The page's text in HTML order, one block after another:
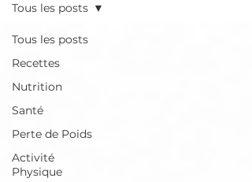
Tous les posts
Recettes
Nutrition
Santé
Perte de Poids
Activité
Physique
Tous les posts